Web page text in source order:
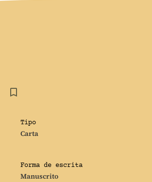
Tipo
Carta
Forma de escrita
Manuscrito